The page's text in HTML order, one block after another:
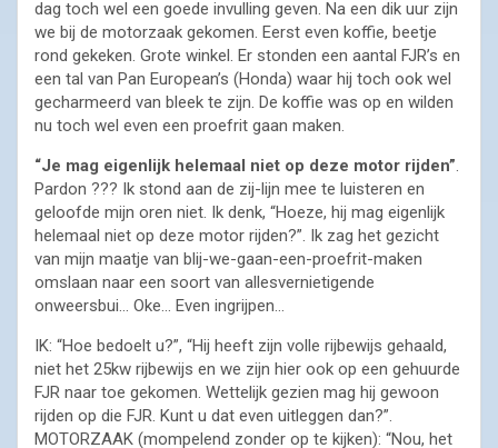
dag toch wel een goede invulling geven. Na een dik uur zijn
we bij de motorzaak gekomen. Eerst even koffie, beetje
rond gekeken. Grote winkel. Er stonden een aantal FJR’s en
een tal van Pan European’s (Honda) waar hij toch ook wel
gecharmeerd van bleek te zijn. De koffie was op en wilden
nu toch wel even een proefrit gaan maken.
“Je mag eigenlijk helemaal niet op deze motor rijden”.
Pardon ??? Ik stond aan de zij-lijn mee te luisteren en
geloofde mijn oren niet. Ik denk, “Hoeze, hij mag eigenlijk
helemaal niet op deze motor rijden?”. Ik zag het gezicht
van mijn maatje van blij-we-gaan-een-proefrit-maken
omslaan naar een soort van allesvernietigende
onweersbui… Oke… Even ingrijpen…
IK: “Hoe bedoelt u?”, “Hij heeft zijn volle rijbewijs gehaald,
niet het 25kw rijbewijs en we zijn hier ook op een gehuurde
FJR naar toe gekomen. Wettelijk gezien mag hij gewoon
rijden op die FJR. Kunt u dat even uitleggen dan?”.
MOTORZAAK (mompelend zonder op te kijken): “Nou, het